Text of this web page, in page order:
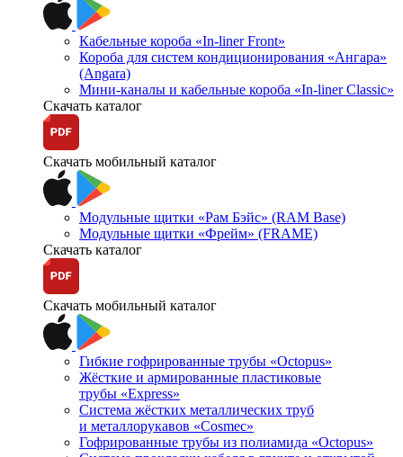
Кабельные короба «In-liner Front»
Короба для систем кондиционирования «Ангара»
(Angara)
Мини-каналы и кабельные короба «In-liner Classic»
Скачать каталог
Скачать мобильный каталог
Модульные щитки «Рам Бэйс» (RAM Base)
Модульные щитки «Фрейм» (FRAME)
Скачать каталог
Скачать мобильный каталог
Гибкие гофрированные трубы «Octopus»
Жёсткие и армированные пластиковые
трубы «Express»
Система жёстких металлических труб
и металлорукавов «Cosmec»
Гофрированные трубы из полиамида «Octopus»